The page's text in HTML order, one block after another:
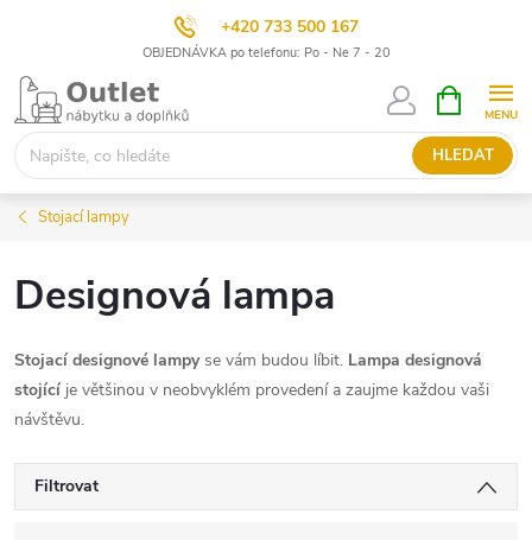
+420 733 500 167
OBJEDNÁVKA po telefonu: Po - Ne 7 - 20
Přejít
obsah
HLEDAT
NÁKUPNÍ
KOŠÍK
Stojací lampy
Designová lampa
Stojací designové lampyse vám budou líbit. Lampa designová
stojící je většinou v neobvyklém provedení a zaujme každou vaši
návštěvu.
Filtrovat